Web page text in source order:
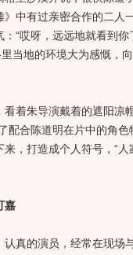
中有过亲密合作的二人
“哎呀，远远地就看到
当地的环境大为感慨，
着朱导演戴着的遮阳凉
配合陈道明在片中的角
，打造成个人符号，“
嘉
的演员，经常在现场